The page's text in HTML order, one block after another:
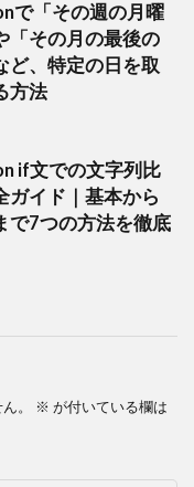
で「その週の月曜
「その月の最後の
ど、特定の日を取
方法
if文での文字列比
ガイド｜基本から
で7つの方法を徹底
。 ※ が付いている欄は